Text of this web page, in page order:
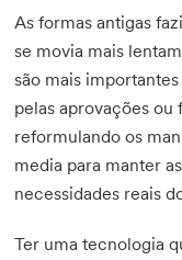
As formas antigas
se movia mais
são mais
pelas aprovações ou
reformulando os
media para manter
necessidades reais
Ter uma tecnologia